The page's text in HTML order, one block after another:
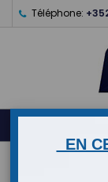
Téléphone:
EN